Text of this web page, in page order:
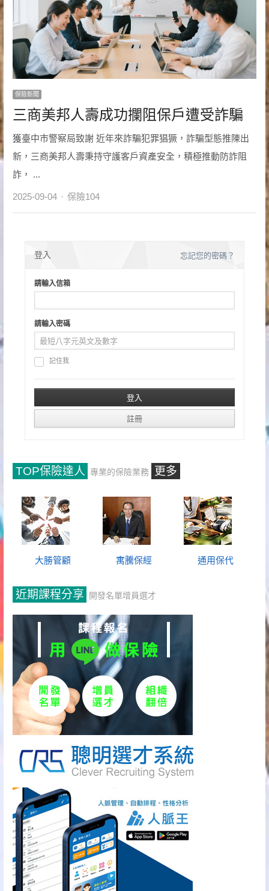
保險新聞
三商美邦人壽成功攔阻保戶遭受詐騙
獲臺中市警察局致謝 近年來詐騙犯罪猖獗，詐騙型態推陳出
新，三商美邦人壽秉持守護客戶資產安全，積極推動防詐阻
詐， ...
2025-09-04 Author
保險104
登入 忘記您的密碼？
請輸入信箱
請輸入密碼
記住我
TOP保險達人 專業的保險業務 更多
大勝管顧 寓騰保經 通用保代
近期課程分享 開發名單增員選才